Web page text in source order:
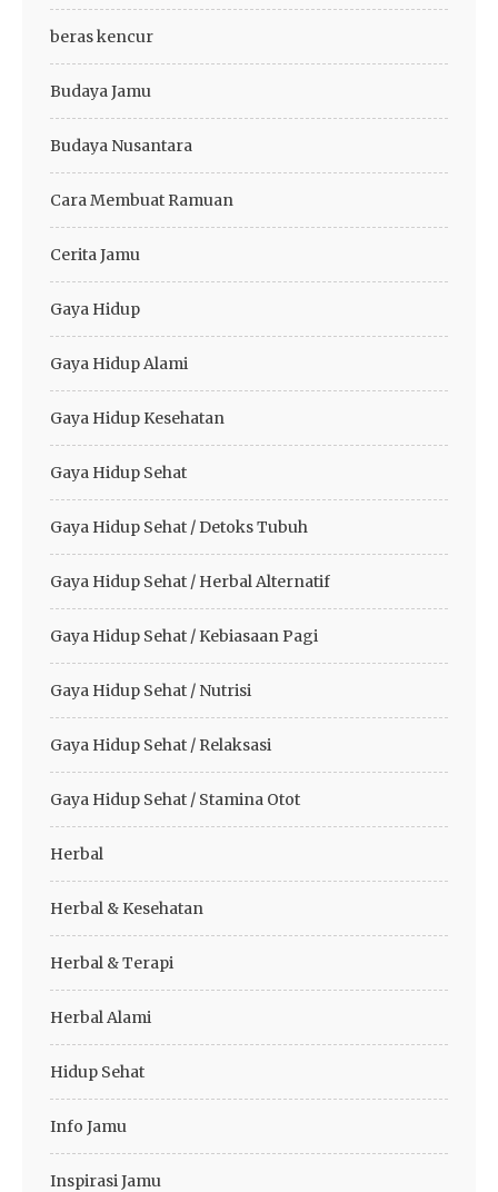
beras kencur
Budaya Jamu
Budaya Nusantara
Cara Membuat Ramuan
Cerita Jamu
Gaya Hidup
Gaya Hidup Alami
Gaya Hidup Kesehatan
Gaya Hidup Sehat
Gaya Hidup Sehat / Detoks Tubuh
Gaya Hidup Sehat / Herbal Alternatif
Gaya Hidup Sehat / Kebiasaan Pagi
Gaya Hidup Sehat / Nutrisi
Gaya Hidup Sehat / Relaksasi
Gaya Hidup Sehat / Stamina Otot
Herbal
Herbal & Kesehatan
Herbal & Terapi
Herbal Alami
Hidup Sehat
Info Jamu
Inspirasi Jamu